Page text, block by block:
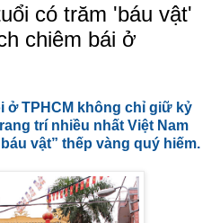
có trăm 'báu vật'
chiêm bái ở
ở TPHCM không chỉ giữ kỷ
trí nhiều nhất Việt Nam
vật” thếp vàng quý hiếm.